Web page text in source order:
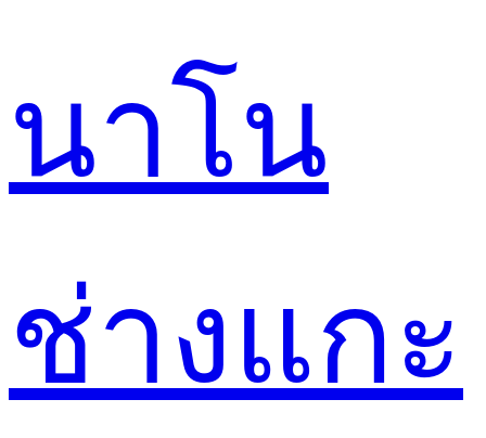
นาโน
ช่างแกะ